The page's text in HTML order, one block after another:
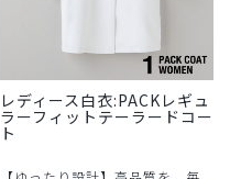
レディース白衣:PACKレギュ
ラーフィットテーラードコー
ト